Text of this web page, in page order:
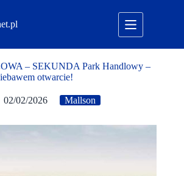
– SEKUNDA Park Handlowy –
otwarcie!
02/02/2026 Mallson